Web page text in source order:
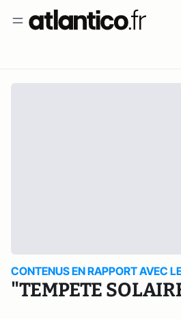
CONTENUS EN RAPPORT AVEC
"TEMPETE